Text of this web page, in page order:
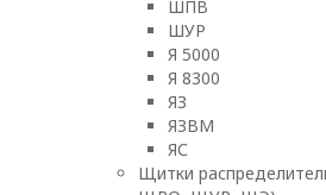
ШПВ
ШУР
Я 5000
Я 8300
ЯЗ
ЯЗВМ
ЯС
Щитки